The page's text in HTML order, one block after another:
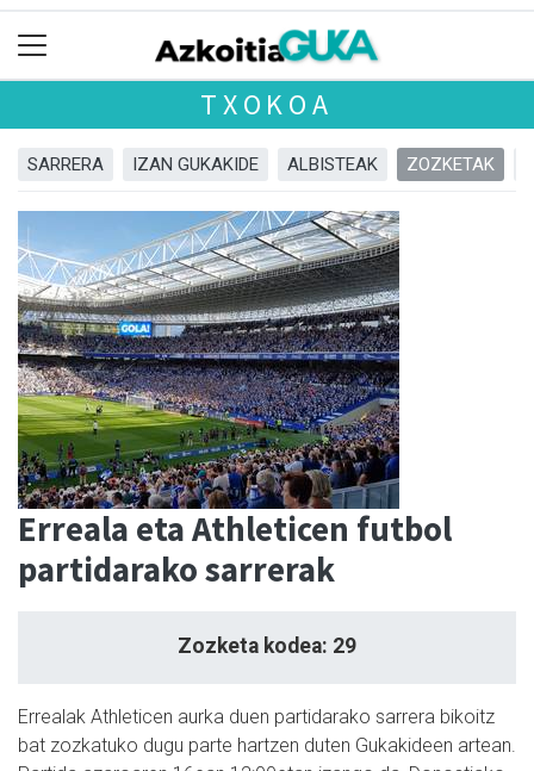
TXOKOA
SARRERA IZAN GUKAKIDE ALBISTEAK ZOZKETAK
Erreala eta Athleticen futbol
partidarako sarrerak
Zozketa kodea: 29
Errealak Athleticen aurka duen partidarako sarrera bikoitz
bat zozkatuko dugu parte hartzen duten Gukakideen artean.